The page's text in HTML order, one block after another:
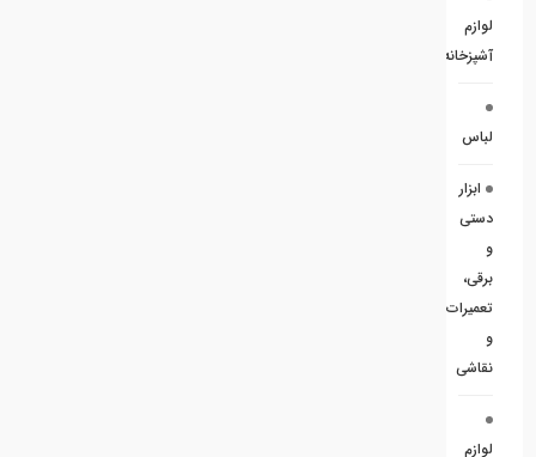
لوازم
آشپزخانه
لباس
ابزار
دستی
و
برقی،
تعمیرات
و
نقاشی
لوازم